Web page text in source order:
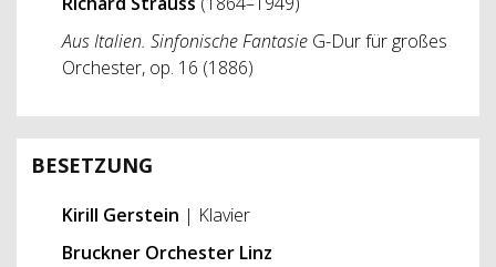
Aus Italien. Sinfonische Fantasie G-Dur für großes
Orchester, op. 16 (1886)
BESETZUNG
Kirill Gerstein | Klavier
Bruckner Orchester Linz